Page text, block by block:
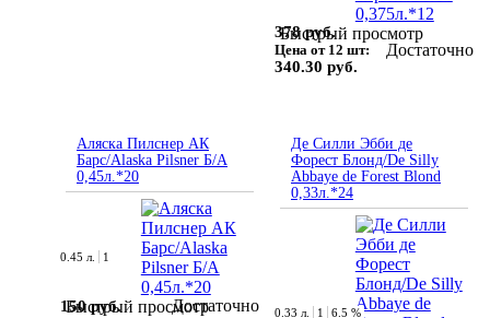
Быстрый просмотр
378 руб.
Цена от 12 шт:
340.30 руб.
Достаточно
Аляска Пилснер АК
Барс/Alaska Pilsner Б/А
0,45л.*20
Быстрый просмотр
0.45 л. 1
150 руб. Достаточно
Де Силли Эбби де
Форест Блонд/De Silly
Abbaye de Forest Blond
0,33л.*24
0.33 л. 1 6.5 %